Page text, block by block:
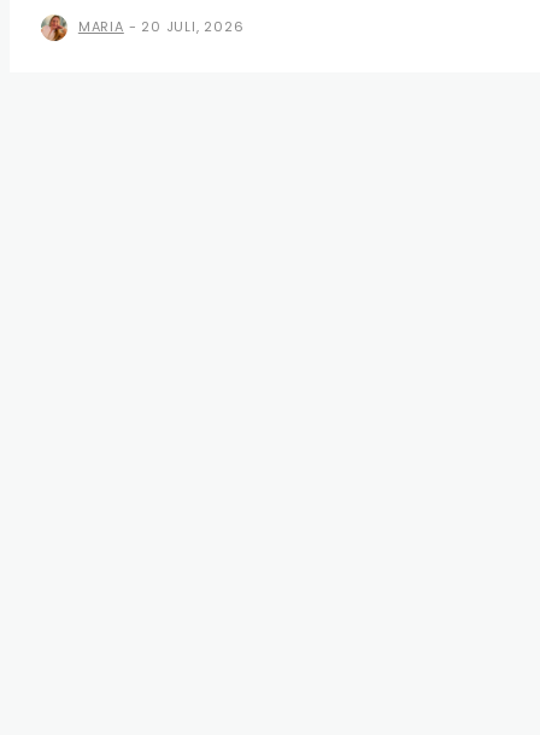
MARIA - 20 JULI, 2026